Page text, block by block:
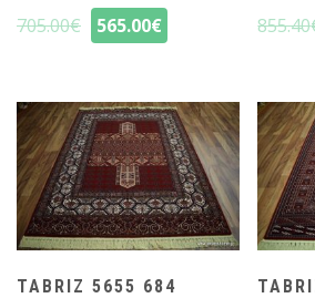
705.00€ 565.00€ 855.40
TABRIZ 5655 684